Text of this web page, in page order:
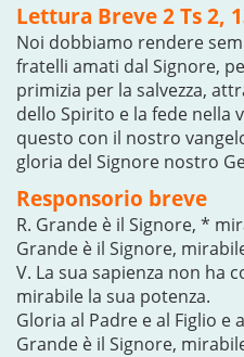
Lettura Breve 2 Ts 2,
Noi dobbiamo rendere
fratelli amati dal Signore,
primizia per la salvezza,
dello Spirito e la fede nella
questo con il nostro
gloria del Signore nostro
Responsorio breve
R. Grande è il Signore, *
Grande è il Signore,
V. La sua sapienza non ha
mirabile la sua potenza.
Gloria al Padre e al Figlio e
Grande è il Signore,